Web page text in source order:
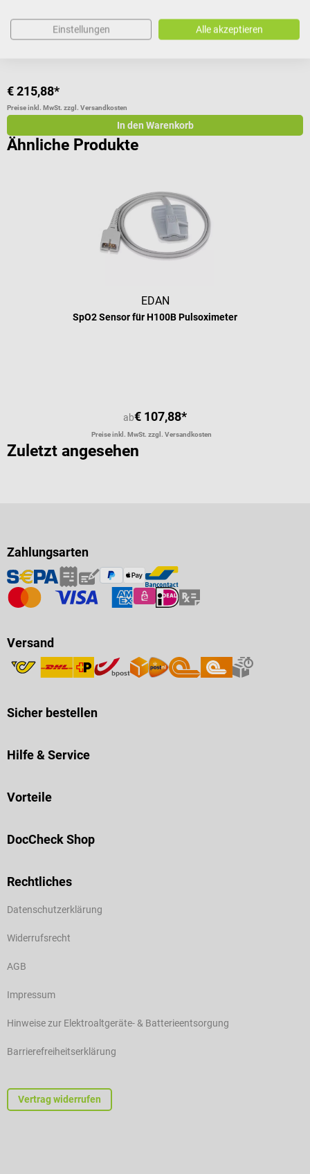
€ 215,88*
Preise inkl. MwSt. zzgl. Versandkosten
In den Warenkorb
Ähnliche Produkte
EDAN
SpO2 Sensor für H100B Pulsoximeter
ab€ 107,88*
Preise inkl. MwSt. zzgl. Versandkosten
Zuletzt angesehen
Zahlungsarten
Versand
Sicher bestellen
Hilfe & Service
Vorteile
DocCheck Shop
Rechtliches
Datenschutzerklärung
Widerrufsrecht
AGB
Impressum
Hinweise zur Elektroaltgeräte- & Batterieentsorgung
Barrierefreiheitserklärung
Vertrag widerrufen
Einstellungen Alle akzeptieren